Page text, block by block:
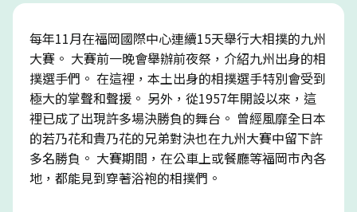
每年11月在福岡國際中心連續15天舉行大相撲的九州
大賽。 大賽前一晚會舉辦前夜祭，介紹九州出身的相
撲選手們。 在這裡，本土出身的相撲選手特別會受到
極大的掌聲和聲援。 另外，從1957年開設以來，這
裡已成了出現許多場決勝負的舞台。 曾經風靡全日本
的若乃花和貴乃花的兄弟對決也在九州大賽中留下許
多名勝負。 大賽期間，在公車上或餐廳等福岡市內各
地，都能見到穿著浴袍的相撲們。